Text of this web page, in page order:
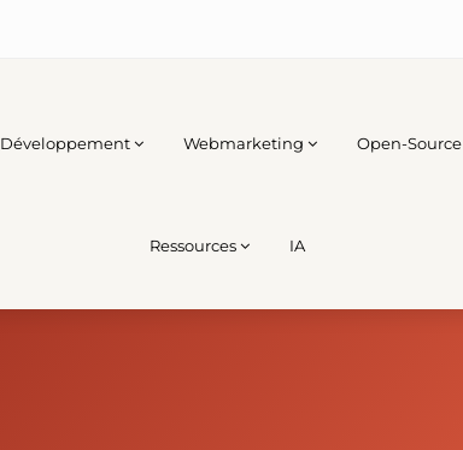
Développement Webmarketing Open-Source
Ressources IA